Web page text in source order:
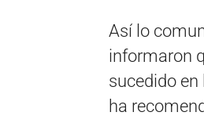
Así lo
informaron
sucedido en
ha